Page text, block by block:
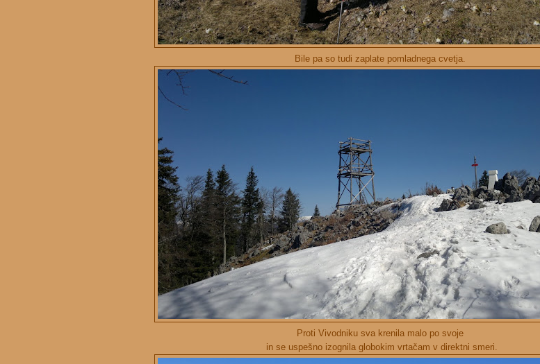
Bile pa so tudi zaplate pomladnega cvetja.
Proti Vivodniku sva krenila malo po svoje
in se uspešno izognila globokim vrtačam v direktni smeri.